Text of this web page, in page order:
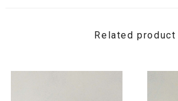
Related product